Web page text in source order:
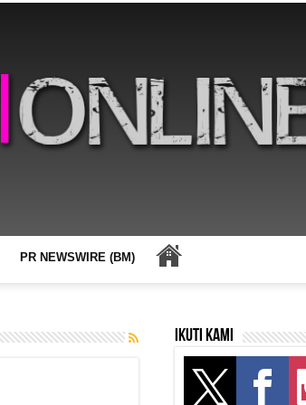
PR NEWSWIRE (BM)
Ikuti kami